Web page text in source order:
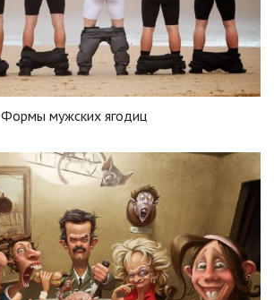
Формы мужских ягодиц